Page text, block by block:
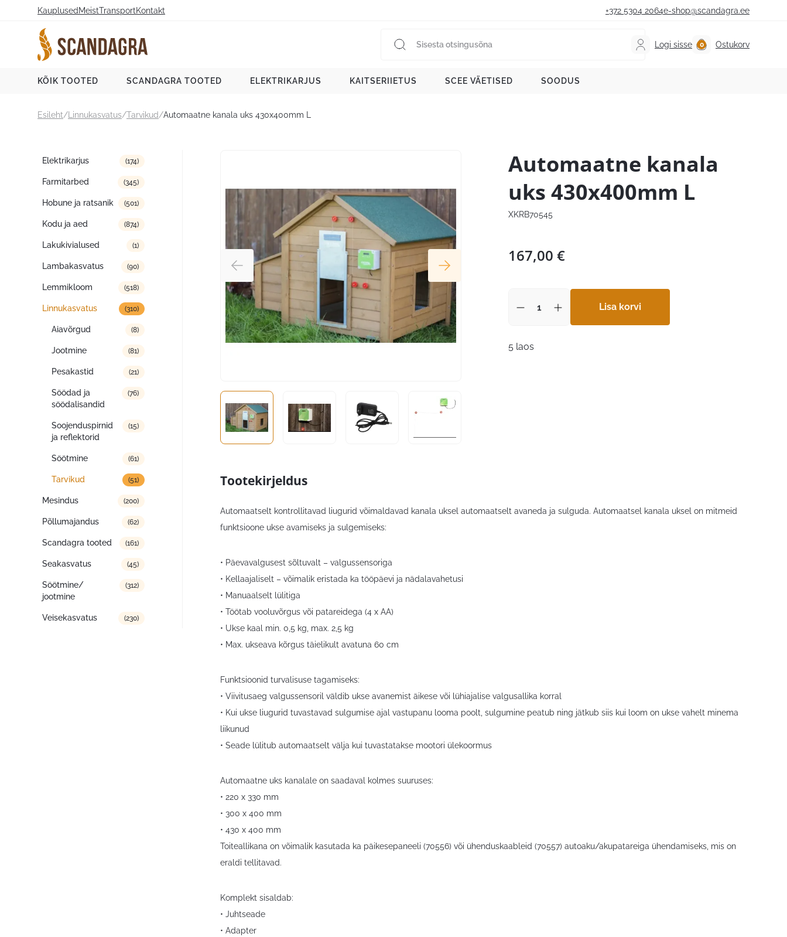
Kauplused MeistTransportKontakt +372 5304 2064e-shop@scandagra.ee
Logi sisse Ostukorv
KÕIK TOOTED SCANDAGRA TOOTED ELEKTRIKARJUS KAITSERIIETUS SCEE VÄETISED SOODUS
Esileht/ Linnukasvatus/Tarvikud/Automaatne kanala uks 430x400mm L
Tootekategooriad
Elektrikarjus (174)
Farmitarbed (345)
Hobune ja ratsanik (501)
Kodu ja aed (874)
Lakukivialused (1)
Lambakasvatus (90)
Lemmikloom (518)
Linnukasvatus (310)
Aiavõrgud (8)
Jootmine (81)
Pesakastid (21)
Söödad ja
söödalisandid
(76)
Soojenduspirnid
ja reflektorid
(15)
Söötmine (61)
Tarvikud (51)
Mesindus (200)
Põllumajandus (62)
Scandagra tooted (161)
Seakasvatus (45)
Söötmine/
jootmine
(312)
Veisekasvatus (230)
Automaatne kanala
uks 430x400mm L
XKRB70545
167,00 €
Lisa korvi
5 laos
Tootekirjeldus
Automaatselt kontrollitavad liugurid võimaldavad kanala uksel automaatselt avaneda ja sulguda. Automaatsel kanala uksel on mitmeid
funktsioone ukse avamiseks ja sulgemiseks:
• Päevavalgusest sõltuvalt – valgussensoriga
• Kellaajaliselt – võimalik eristada ka tööpäevi ja nädalavahetusi
• Manuaalselt lülitiga
• Töötab vooluvõrgus või patareidega (4 x AA)
• Ukse kaal min. 0,5 kg, max. 2,5 kg
• Max. ukseava kõrgus täielikult avatuna 60 cm
Funktsioonid turvalisuse tagamiseks:
• Viivitusaeg valgussensoril väldib ukse avanemist äikese või lühiajalise valgusallika korral
• Kui ukse liugurid tuvastavad sulgumise ajal vastupanu looma poolt, sulgumine peatub ning jätkub siis kui loom on ukse vahelt minema
liikunud
• Seade lülitub automaatselt välja kui tuvastatakse mootori ülekoormus
Automaatne uks kanalale on saadaval kolmes suuruses:
• 220 x 330 mm
• 300 x 400 mm
• 430 x 400 mm
Toiteallikana on võimalik kasutada ka päikesepaneeli (70556) või ühenduskaableid (70557) autoaku/akupatareiga ühendamiseks, mis on
eraldi tellitavad.
Komplekt sisaldab:
• Juhtseade
• Adapter